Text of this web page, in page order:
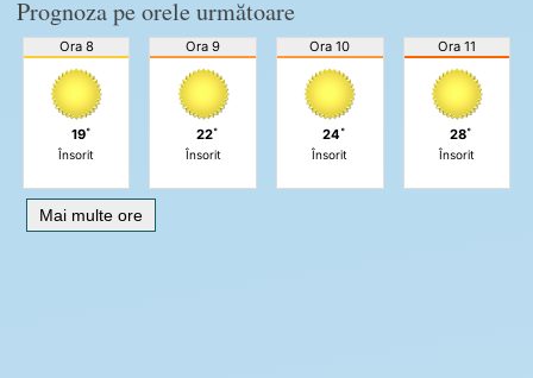
Prognoza pe orele următoare
Ora 8
19˚
Însorit
Ora 9
22˚
Însorit
Ora 10
24˚
Însorit
Ora 11
28˚
Însorit
Mai multe ore